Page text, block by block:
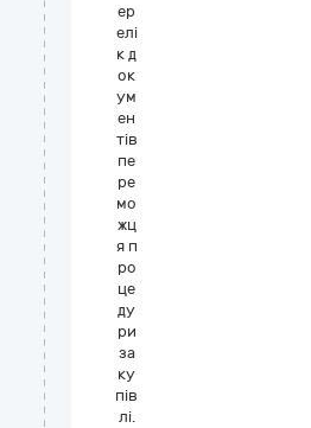
ер
елі
к д
ок
ум
ен
тів
пе
ре
мо
жц
я п
ро
це
ду
ри
за
ку
пів
лі.